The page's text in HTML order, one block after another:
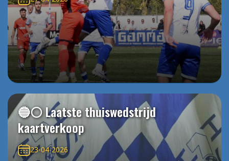
🔵⚪️ Laatste thuiswedstrijd
kaartverkoop
23-04-2026